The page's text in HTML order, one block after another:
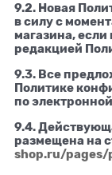
9.2. Новая
в силу с
магазина,
редакцией
9.3. Все
Политике
по
9.4.
размещена на
shop.ru/pages/